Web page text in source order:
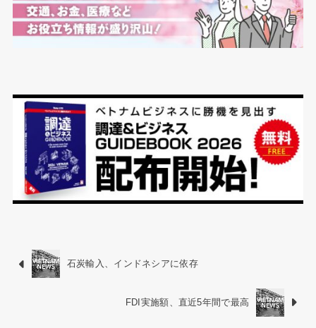
石炭輸入、インドネシアに依存
FDI実施額、直近5年間で最高